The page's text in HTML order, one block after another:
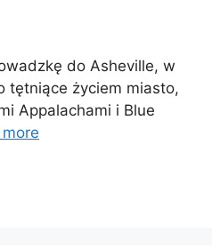
do Asheville, w
tętniące życiem miasto,
Appalachami i Blue